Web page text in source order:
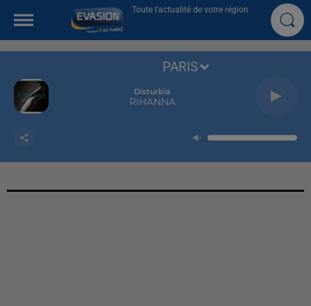
Toute l'actualité de votre région
Disturbia
RIHANNA
PARIS